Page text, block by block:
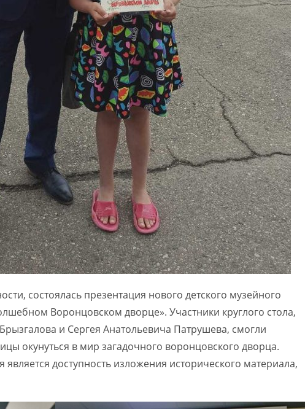
состоялась презентация нового детского музейного
Воронцовском дворце». Участники круглого стола,
и Сергея Анатольевича Патрушева, смогли
окунуться в мир загадочного воронцовского дворца.
доступность изложения исторического материала,